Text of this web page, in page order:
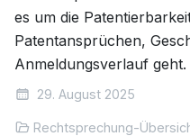
es um die
Patentansprüchen,
Anmeldungsverlauf geht.
29. August 2025
Rechtsprechung-